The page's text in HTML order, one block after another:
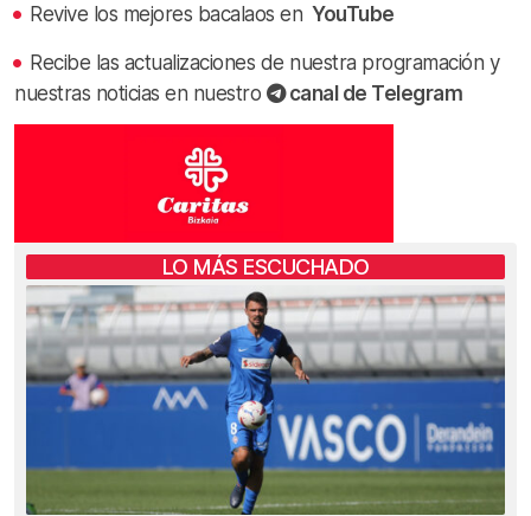
Revive los mejores bacalaos en YouTube
Recibe las actualizaciones de nuestra programación y
nuestras noticias en nuestro
canal de Telegram
LO MÁS ESCUCHADO